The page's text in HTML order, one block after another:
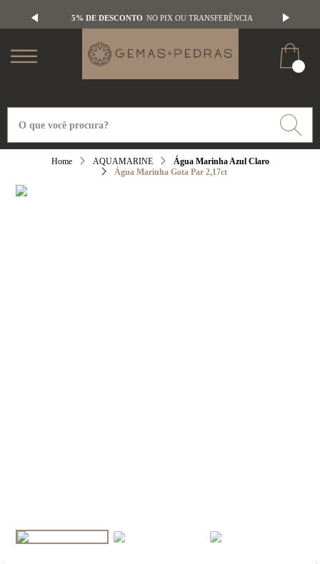
5% DE DESCONTO NO PIX OU TRANSFERÊNCIA
AQUAMARINE
Água Marinha Azul Claro
Água Marinha Gota Par 2,17ct